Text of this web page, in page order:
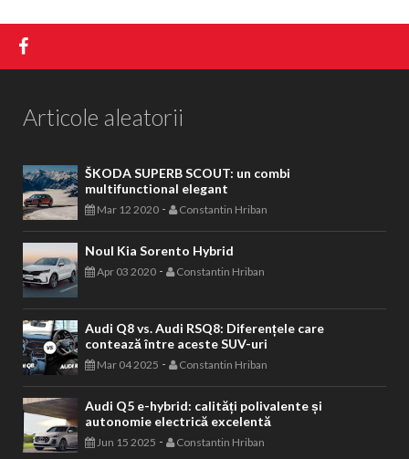
Articole aleatorii
ŠKODA SUPERB SCOUT: un combi
multifunctional elegant
Mar 12 2020 - Constantin Hriban
Noul Kia Sorento Hybrid
Apr 03 2020 - Constantin Hriban
Audi Q8 vs. Audi RSQ8: Diferențele care
contează între aceste SUV-uri
Mar 04 2025 - Constantin Hriban
Audi Q5 e-hybrid: calități polivalente și
autonomie electrică excelentă
Jun 15 2025 - Constantin Hriban